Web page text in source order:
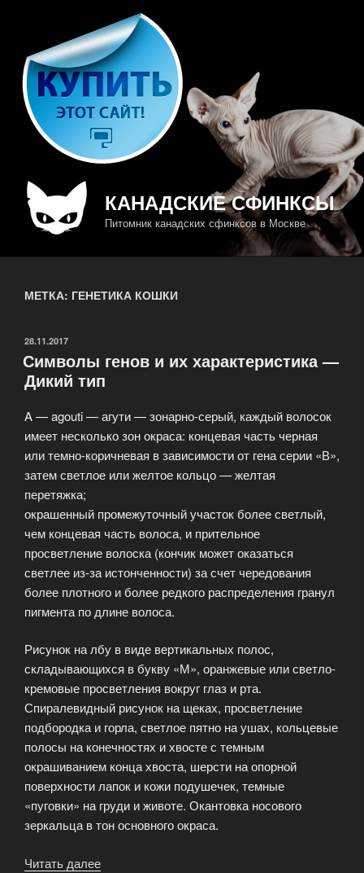
содержимому
КАНАДСКИЕ СФИНКСЫ
Питомник канадских сфинксов в Москве
МЕТКА: ГЕНЕТИКА КОШКИ
ОПУБЛИКОВАНО
28.11.2017
Символы генов и их характеристика —
Дикий тип
A — agouti — агути — зонарно-серый, каждый волосок
имеет несколько зон окраса: концевая часть черная
или темно-коричневая в зависимости от гена серии «В»,
затем светлое или желтое кольцо — желтая
перетяжка;
окрашенный промежуточный участок более светлый,
чем концевая часть волоса, и прительное
просветление волоска (кончик может оказаться
светлее из-за истонченности) за счет чередования
более плотного и более редкого распределения гранул
пигмента по длине волоса.
Рисунок на лбу в виде вертикальных полос,
складывающихся в букву «М», оранжевые или светло-
кремовые просветления вокруг глаз и рта.
Спиралевидный рисунок на щеках, просветление
подбородка и горла, светлое пятно на ушах, кольцевые
полосы на конечностях и хвосте с темным
окрашиванием конца хвоста, шерсти на опорной
поверхности лапок и кожи подушечек, темные
«пуговки» на груди и животе. Окантовка носового
зеркальца в тон основного окраса.
Читать далее